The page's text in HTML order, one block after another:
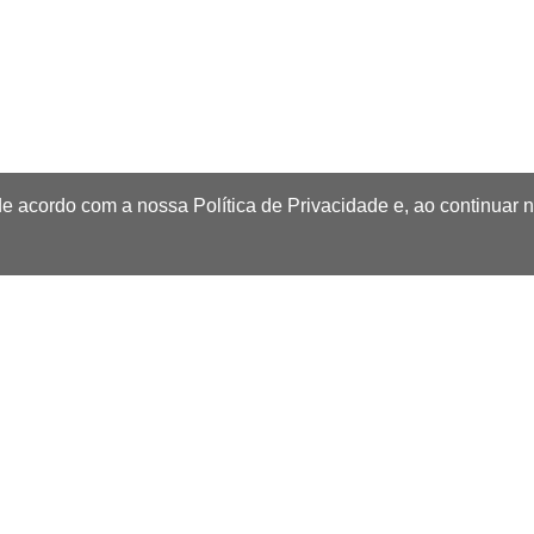
acordo com a nossa Política de Privacidade e, ao continuar